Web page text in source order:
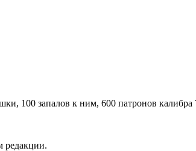
100 запалов к ним, 600 патронов калибра
редакции.